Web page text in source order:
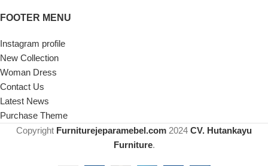
FOOTER MENU
Instagram profile
New Collection
Woman Dress
Contact Us
Latest News
Purchase Theme
Copyright Furniturejeparamebel.com 2024 CV. Hutankayu
Furniture.